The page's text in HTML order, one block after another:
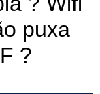
puxa
?